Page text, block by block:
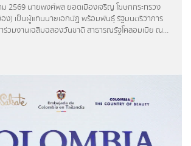
จัดซื้อจัดจ้างหรือการจัดหาพัสดุ
กระทรวงพลังงาน
งงานทดแทนและอนุรักษ์พลังงาน
งาน
2569 นายพงศ์พล ยอดเมืองเจริญ โฆษกกระทรวง
ง) เป็นผู้แทนนายเอกนัฏ พร้อมพันธุ์ รัฐมนตรีว่าการ
ร่วมงานเฉลิมฉลองวันชาติ สาธารณรัฐโคลอมเบีย ณ
สาธารณรัฐโคลอมเบียประจำประเทศไทยให้การต้อนรับ